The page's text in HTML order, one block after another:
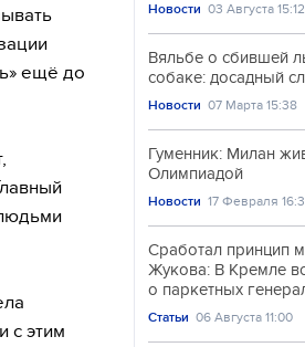
ещё до
с этим
Новости 03 Августа 15:12
Вяльбе о сбившей
собаке: досадный
Новости 07 Марта 15:38
Гуменник: Милан
Олимпиадой
Новости 17 Февраля
Сработал принцип
Жукова: В Кремле
о паркетных
Статьи 06 Августа 11:00